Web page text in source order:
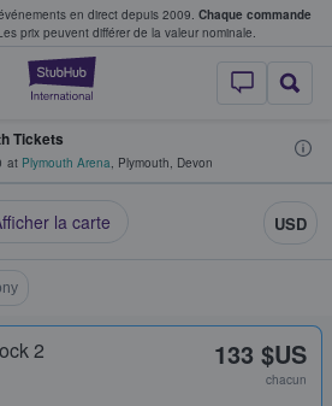
en direct depuis 2009. Chaque commande
prix peuvent différer de la valeur nominale.
StubHub - Où
vendent des billets
Tickets
at Plymouth Arena, Plymouth, Devon
la carte USD
2 133 $US
chacun